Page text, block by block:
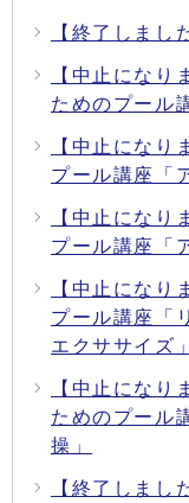
【終了しまし
【中止になり
ためのプール
【中止になり
プール講座「
【中止になり
プール講座「
【中止になり
プール講座「
エクササイズ」
【中止になり
ためのプール
操」
【終了しまし